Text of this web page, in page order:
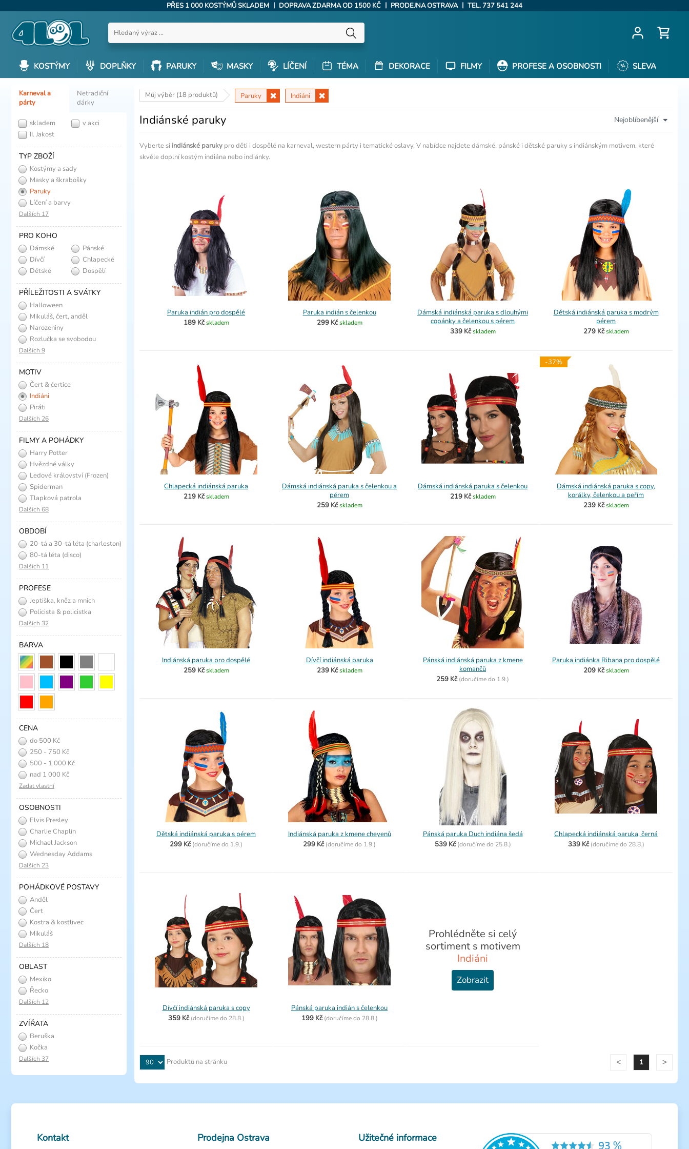
PŘES 1 000 KOSTÝMŮ SKLADEM | DOPRAVA ZDARMA OD 1500 KČ | PRODEJNA OSTRAVA | TEL. 737 541 244
KOSTÝMY DOPLŇKY PARUKY MASKY LÍČENÍ TÉMA DEKORACE FILMY PROFESE A OSOBNOSTI SLEVA
Můj výběr (18 produktů) Paruky Indiáni
Nejoblíbenější
Indiánské paruky
Vyberte si indiánské paruky pro děti i dospělé na karneval, western párty i tematické oslavy. V nabídce najdete dámské, pánské i dětské paruky s indiánským motivem, které
skvěle doplní kostým indiána nebo indiánky.
Paruka indián pro dospělé
189 Kč skladem
Paruka indián s čelenkou
299 Kč skladem
Dámská indiánská paruka s dlouhými
copánky a čelenkou s pérem
339 Kč skladem
Dětská indiánská paruka s modrým
pérem
279 Kč skladem
Chlapecká indiánská paruka
219 Kč skladem
Dámská indiánská paruka s čelenkou a
pérem
259 Kč skladem
Dámská indiánská paruka s čelenkou
219 Kč skladem
-37%
Dámská indiánská paruka s copy,
korálky, čelenkou a peřím
239 Kč skladem
Indiánská paruka pro dospělé
259 Kč skladem
Dívčí indiánská paruka
239 Kč skladem
Pánská indiánská paruka z kmene
komančů
259 Kč (doručíme do 1.9.)
Paruka indiánka Ribana pro dospělé
209 Kč skladem
Dětská indiánská paruka s pérem
299 Kč (doručíme do 1.9.)
Indiánská paruka z kmene cheyenů
299 Kč (doručíme do 1.9.)
Pánská paruka Duch indiána šedá
539 Kč (doručíme do 25.8.)
Chlapecká indiánská paruka, černá
339 Kč (doručíme do 28.8.)
Dívčí indiánská paruka s copy
359 Kč (doručíme do 28.8.)
Pánská paruka indián s čelenkou
199 Kč (doručíme do 28.8.)
Prohlédněte si celý
sortiment s motivem
Indiáni
Zobrazit
< 1 >
Produktů na stránku
Karneval a
párty
Netradiční
dárky
skladem
v akci
II. Jakost
TYP ZBOŽÍ
Kostýmy a sady
Masky a škrabošky
Paruky
Líčení a barvy
Dalších 17
PRO KOHO
Dámské
Pánské
Dívčí
Chlapecké
Dětské
Dospělí
PŘÍLEŽITOSTI A SVÁTKY
Halloween
Mikuláš, čert, anděl
Narozeniny
Rozlučka se svobodou
Dalších 9
MOTIV
Čert & čertice
Indiáni
Piráti
Dalších 26
FILMY A POHÁDKY
Harry Potter
Hvězdné války
Ledové království (Frozen)
Spiderman
Tlapková patrola
Dalších 68
OBDOBÍ
20-tá a 30-tá léta (charleston)
80-tá léta (disco)
Dalších 11
PROFESE
Jeptiška, kněz a mnich
Policista & policistka
Dalších 32
BARVA
CENA
do 500 Kč
250 - 750 Kč
500 - 1 000 Kč
nad 1 000 Kč
Zadat vlastní
OSOBNOSTI
Elvis Presley
Charlie Chaplin
Michael Jackson
Wednesday Addams
Dalších 23
POHÁDKOVÉ POSTAVY
Anděl
Čert
Kostra & kostlivec
Mikuláš
Dalších 18
OBLAST
Mexiko
Řecko
Dalších 12
ZVÍŘATA
Beruška
Kočka
Dalších 37
Kontakt Prodejna Ostrava Užitečné informace